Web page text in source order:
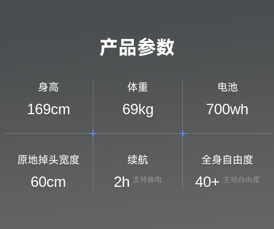
产品参数
身高
169cm
体重
69kg
电池
700wh
原地掉头宽度
60cm
续航
2h 支持换电
全身自由度
40+ 主动自由度